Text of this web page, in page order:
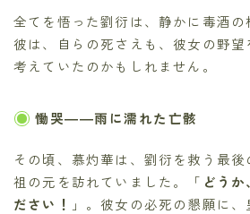
全てを悟った劉衍は、静かに毒酒の
彼は、自らの死さえも、彼女の野望
考えていたのかもしれません。
慟哭――雨に濡れた亡骸
その頃、慕灼華は、劉衍を救う最
祖の元を訪れていました。「 どう
ださい！ 」。彼女の必死の懇願に